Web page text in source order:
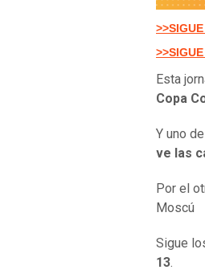
Esta
Copa
Y uno
ve las
Por el
Moscú
Sigue
13.